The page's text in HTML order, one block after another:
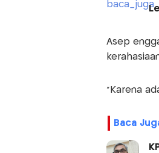
Asep
"Karena
Baca